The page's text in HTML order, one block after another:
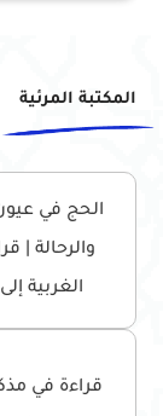
المكتبة المرئية
الحج في
والرحالة |
الغربية
قراءة في